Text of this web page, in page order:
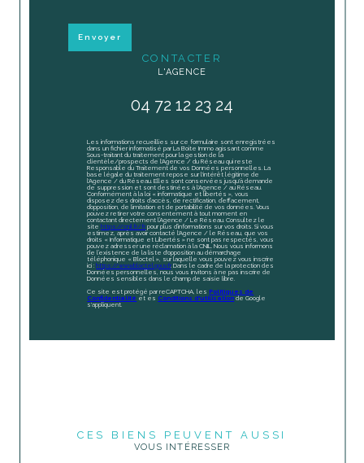
Envoyer
CONTACTER
L'AGENCE
04 72 12 23 24
Les informations recueillies sur ce formulaire sont enregistrées
dans un fichier informatisé par La Boite Immo agissant comme
Sous-traitant du traitement pour la gestion de la
clientèle/prospects de l'Agence / du Réseau qui reste
Responsable du Traitement de vos Données personnelles. La
base légale du traitement repose sur l'intérêt légitime de
l'Agence / du Réseau. Elles sont conservées jusqu'à demande
de suppression et sont destinées à l'Agence / au Réseau.
Conformément à la loi « informatique et libertés », vous
disposez des droits d’accès, de rectification, d’effacement,
d’opposition, de limitation et de portabilité de vos données. Vous
pouvez retirer votre consentement à tout moment en
contactant directement l’Agence / Le Réseau. Consultez le
site https://cnil.fr/fr pour plus d’informations sur vos droits. Si vous
estimez, après avoir contacté l'Agence / le Réseau, que vos
droits « Informatique et Libertés » ne sont pas respectés, vous
pouvez adresser une réclamation à la CNIL. Nous vous informons
de l’existence de la liste d'opposition au démarchage
téléphonique « Bloctel », sur laquelle vous pouvez vous inscrire
ici : https://www.bloctel.gouv.fr. Dans le cadre de la protection des
Données personnelles, nous vous invitons à ne pas inscrire de
Données sensibles dans le champ de saisie libre.
Ce site est protégé par reCAPTCHA, les Politiques de
Confidentialité et es Conditions d'utilisation de Google
s'appliquent.
CES BIENS PEUVENT AUSSI
VOUS INTÉRESSER